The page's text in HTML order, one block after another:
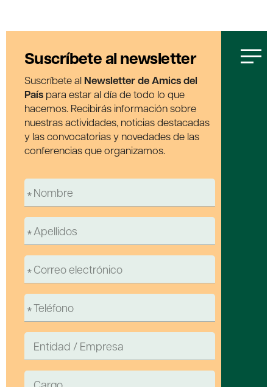
Suscríbete al newsletter
Suscríbete al Newsletter de Amics del
País para estar al día de todo lo que
hacemos. Recibirás información sobre
nuestras actividades, noticias destacadas
y las convocatorias y novedades de las
conferencias que organizamos.